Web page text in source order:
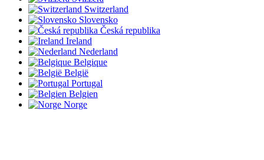
Switzerland
Slovensko
Česká republika
Ireland
Nederland
Belgique
België
Portugal
Belgien
Norge